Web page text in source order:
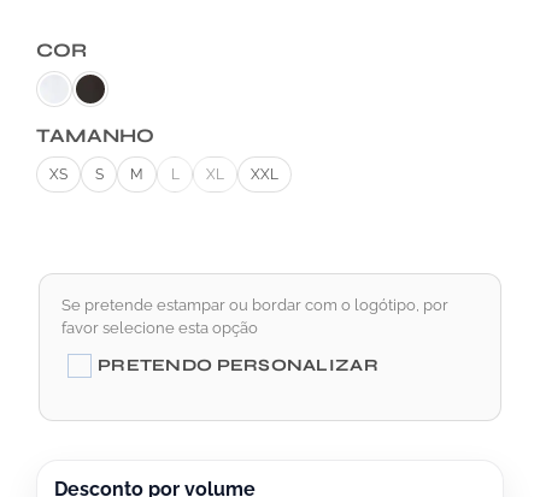
COR
TAMANHO
XS S M L XL XXL
Se pretende estampar ou bordar com o logótipo, por
favor selecione esta opção
PRETENDO PERSONALIZAR
Desconto por volume
T